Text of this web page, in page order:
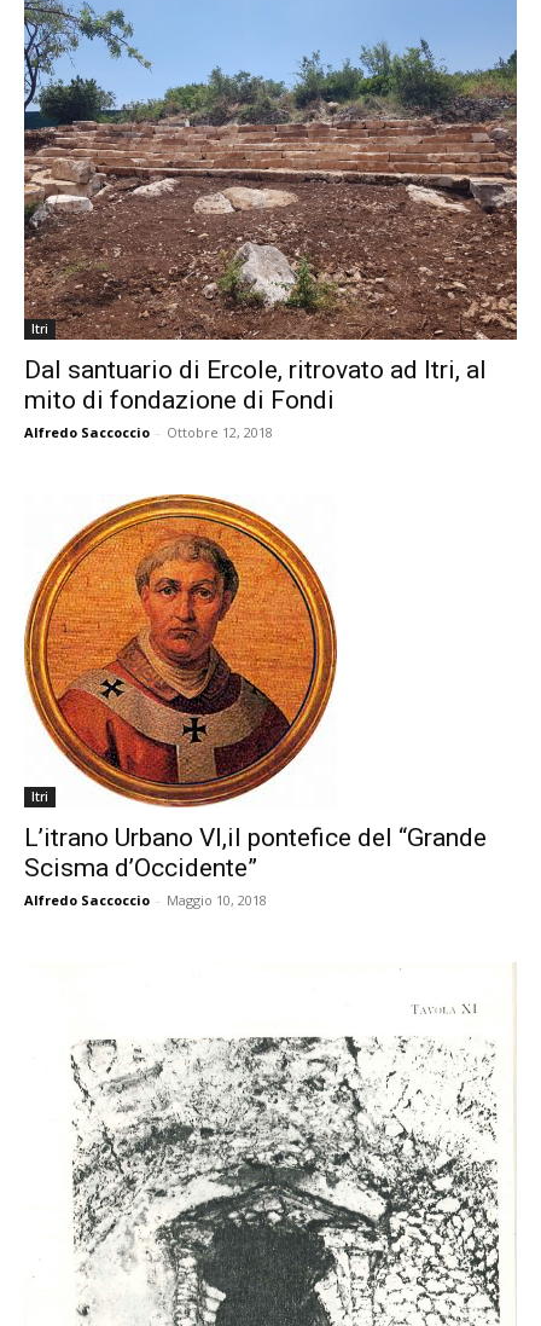
Itri
Dal santuario di Ercole, ritrovato ad Itri, al
mito di fondazione di Fondi
Alfredo Saccoccio - Ottobre 12, 2018
Itri
L’itrano Urbano VI,il pontefice del “Grande
Scisma d’Occidente”
Alfredo Saccoccio - Maggio 10, 2018